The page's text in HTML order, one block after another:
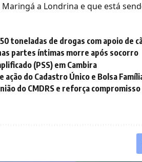
a Londrina e que está
toneladas de drogas com apoio de
partes íntimas morre após socorro
(PSS) em Cambira
do Cadastro Único e Bolsa
do CMDRS e reforça